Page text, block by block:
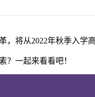
将从2022年秋季入学
？一起来看看吧！